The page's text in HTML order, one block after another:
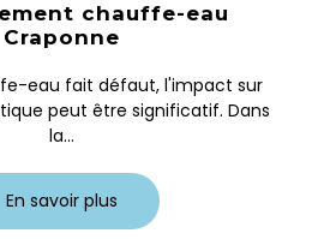
chauffe-eau
Craponne
eau fait défaut, l'impact sur
peut être significatif. Dans
la...
En savoir plus